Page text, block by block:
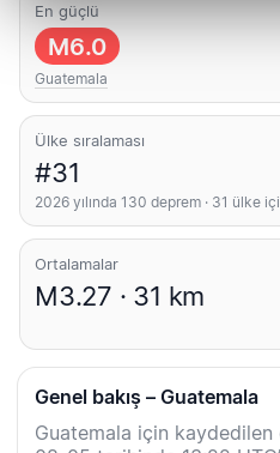
En güçlü
M6.0
Guatemala
Ülke sıralaması
#31
2026 yılında 130 deprem · 31 ülke
Ortalamalar
M3.27 · 31 km
Genel bakış – Guatemala
Guatemala için